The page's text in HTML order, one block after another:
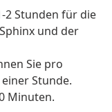
2 Stunden für die
und der
Sie pro
Stunde.
Minuten.